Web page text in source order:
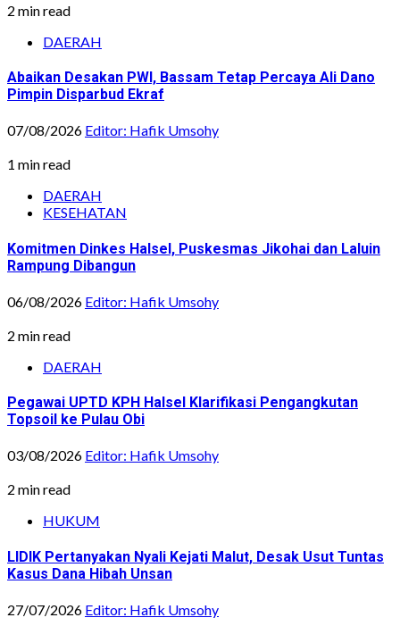
2 min read
DAERAH
Abaikan Desakan PWI, Bassam Tetap Percaya Ali Dano
Pimpin Disparbud Ekraf
07/08/2026 Editor: Hafik Umsohy
1 min read
DAERAH
KESEHATAN
Komitmen Dinkes Halsel, Puskesmas Jikohai dan Laluin
Rampung Dibangun
06/08/2026 Editor: Hafik Umsohy
2 min read
DAERAH
Pegawai UPTD KPH Halsel Klarifikasi Pengangkutan
Topsoil ke Pulau Obi
03/08/2026 Editor: Hafik Umsohy
2 min read
HUKUM
LIDIK Pertanyakan Nyali Kejati Malut, Desak Usut Tuntas
Kasus Dana Hibah Unsan
27/07/2026 Editor: Hafik Umsohy